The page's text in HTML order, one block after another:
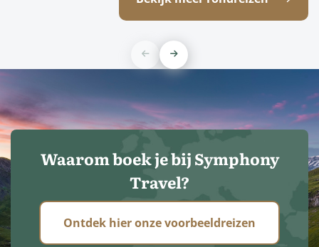
Waarom boek je bij Symphony
Travel?
Ontdek hier onze voorbeeldreizen